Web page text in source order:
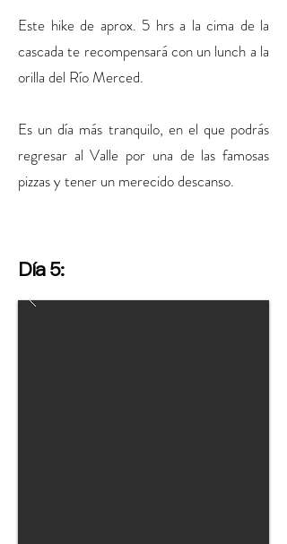
Este hike de aprox. 5 hrs a la cima de la
cascada te recompensará con un lunch a la
orilla del Río Merced.
Es un día más tranquilo, en el que podrás
regresar al Valle por una de las famosas
pizzas y tener un merecido descanso.
Día 5: